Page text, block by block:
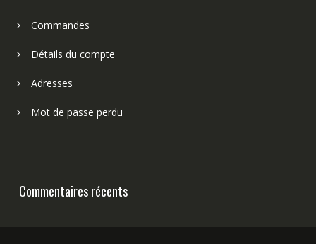
Commandes
Détails du compte
Adresses
Mot de passe perdu
Commentaires récents